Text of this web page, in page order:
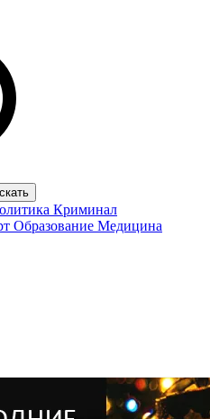
Криминал
Образование Медицина